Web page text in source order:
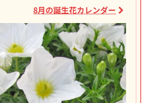
8月の誕生花カレンダー